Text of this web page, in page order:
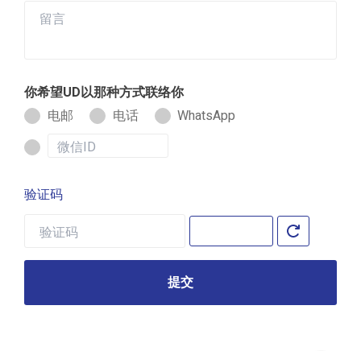
你希望UD以那种方式联络你
电邮
电话 WhatsApp
验证码
提交